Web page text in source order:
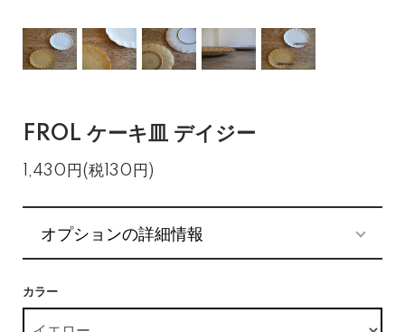
FROL ケーキ皿 デイジー
1,430円(税130円)
オプションの詳細情報
カラー